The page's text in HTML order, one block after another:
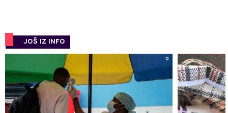
JOŠ IZ INFO
0